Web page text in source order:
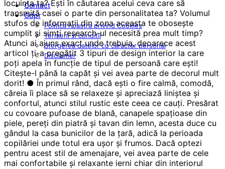
Contact
Gdpr
Politica noastra privind Cookies
Termeni si conditii
Stergerea datelor cu caracter personal
Disclaimer